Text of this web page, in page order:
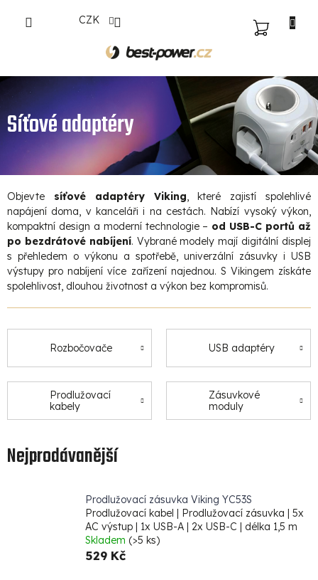
CZK
NÁKUPNÍ
Síťové adaptéry
Objevte síťové adaptéry Viking, které zajistí spolehlivé
napájení doma, v kanceláři i na cestách. Nabízí vysoký výkon,
kompaktní design a moderní technologie – od USB-C portů až
po bezdrátové nabíjení. Vybrané modely mají digitální displej
s přehledem o výkonu a spotřebě, univerzální zásuvky i USB
výstupy pro nabíjení více zařízení najednou. S Vikingem získáte
spolehlivost, dlouhou životnost a výkon bez kompromisů.
Rozbočovače USB adaptéry
Prodlužovací
kabely
Zásuvkové
moduly
Nejprodávanější
Prodlužovací zásuvka Viking YC53S
Prodlužovací kabel | Prodlužovací zásuvka | 5x
AC výstup | 1x USB-A | 2x USB-C | délka 1,5 m
Skladem (>5 ks)
529 Kč